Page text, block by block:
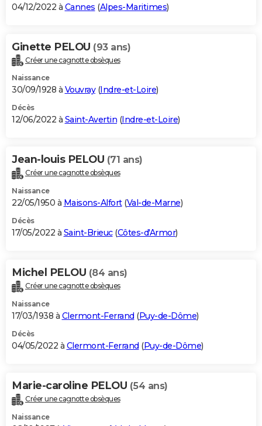
04/12/2022 à Cannes (Alpes-Maritimes)
Ginette PELOU (93 ans)
Créer une cagnotte obsèques
Naissance
30/09/1928 à Vouvray(Indre-et-Loire)
Décès
12/06/2022 à Saint-Avertin (Indre-et-Loire)
Jean-louis PELOU (71 ans)
Créer une cagnotte obsèques
Naissance
22/05/1950 à Maisons-Alfort(Val-de-Marne)
Décès
17/05/2022 à Saint-Brieuc(Côtes-d'Armor)
Michel PELOU (84 ans)
Créer une cagnotte obsèques
Naissance
17/03/1938 à Clermont-Ferrand (Puy-de-Dôme)
Décès
04/05/2022 à Clermont-Ferrand (Puy-de-Dôme)
Marie-caroline PELOU (54 ans)
Créer une cagnotte obsèques
Naissance